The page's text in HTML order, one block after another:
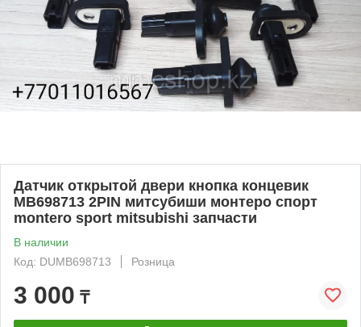
Датчик открытой двери кнопка концевик
MB698713 2PIN митсубиши монтеро спорт
montero sport mitsubishi запчасти
В наличии
Код: DUMB698713
Розница
3 000 ₸